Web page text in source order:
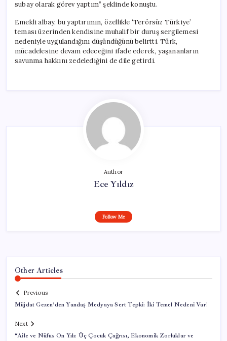
subay olarak görev yaptım” şeklinde konuştu.
Emekli albay, bu yaptırımın, özellikle ‘Terörsüz Türkiye’
teması üzerinden kendisine muhalif bir duruş sergilemesi
nedeniyle uygulandığını düşündüğünü belirtti. Türk,
mücadelesine devam edeceğini ifade ederek, yaşananların
savunma hakkını zedelediğini de dile getirdi.
Author
Ece Yıldız
Follow Me
Other Articles
Previous
Müjdat Gezen’den Yandaş Medyaya Sert Tepki: İki Temel Nedeni Var!
Next
“Aile ve Nüfus On Yılı: Üç Çocuk Çağrısı, Ekonomik Zorluklar ve